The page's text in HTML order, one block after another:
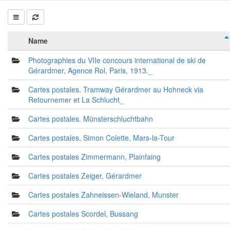
Name
Photographies du VIIe concours international de ski de
Gérardmer, Agence Rol, Paris, 1913._
Cartes postales. Tramway Gérardmer au Hohneck via
Retournemer et La Schlucht_
Cartes postales. Münsterschluchtbahn
Cartes postales, Simon Colette, Mars-la-Tour
Cartes postales Zimmermann, Plainfaing
Cartes postales Zeiger, Gérardmer
Cartes postales Zahneissen-Wieland, Munster
Cartes postales Scordel, Bussang